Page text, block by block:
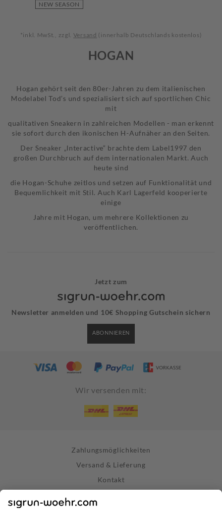
NEW SEASON
*inkl. MwSt., zzgl. Versand (innerhalb Deutschlands kostenlos)
HOGAN
Hogan gehört seit den 80er-Jahren zu dem italienischen
Modelabel Tod’s und spezialisiert sich auf sportlichen Chic
mit
qualitativen Sneakern in zahlreichen Modellen - man erkennt
sie sofort durch den ikonischen H-Aufnäher an den Seiten.
Der Sneaker „Interactive“ brachte dem Label1997 den
großen Durchbruch auf dem internationalen Markt. Auch
heute sind
die Hogan-Schuhe zeitlos und setzen auf Funktionalität und
Bequemlichkeit mit Stil. Auch Karl Lagerfeld kooperierte
einige
Jahre mit Hogan, um mehrere Kollektionen zu
veröffentlichen.
Jetzt zum
Newsletter anmelden und 10€ Shopping Gutschein sichern
ABONNIEREN
Wir versenden mit:
Zahlungsmöglichkeiten
Versand & Lieferung
Kontakt